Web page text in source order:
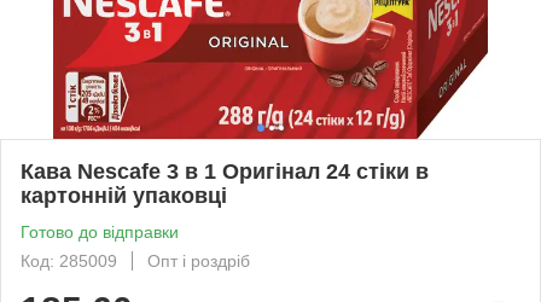
Кава Nescafe 3 в 1 Оригінал 24 стіки в
картонній упаковці
Готово до відправки
Код: 285009
Опт і роздріб